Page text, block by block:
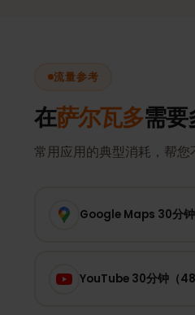
流量参考
在萨尔瓦多需要
常用应用的典型消耗，帮您
Google Maps 30分钟
YouTube 30分钟（